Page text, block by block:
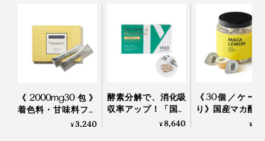
《2000mg30包》
着色料・甘味料フリ
ー、高純度VitaminC
¥3,240
酵素分解で、消化吸
収率アップ！「国産
マカのサプリメン
¥8,640
《30個／ケー
り》国産マカ配
はハイボール、
¥